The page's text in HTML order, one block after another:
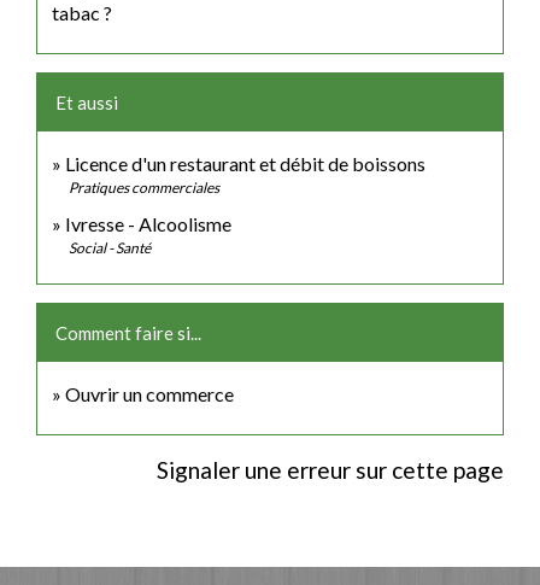
tabac ?
Et aussi
Licence d'un restaurant et débit de boissons
Pratiques commerciales
Ivresse - Alcoolisme
Social - Santé
Comment faire si...
Ouvrir un commerce
Signaler une erreur sur cette page